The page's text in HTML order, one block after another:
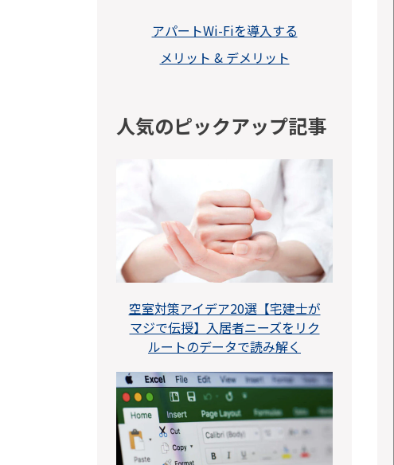
アパートWi-Fiを導入する
メリット & デメリット
人気のピックアップ記事
空室対策アイデア20選【宅建士が
マジで伝授】入居者ニーズをリク
ルートのデータで読み解く